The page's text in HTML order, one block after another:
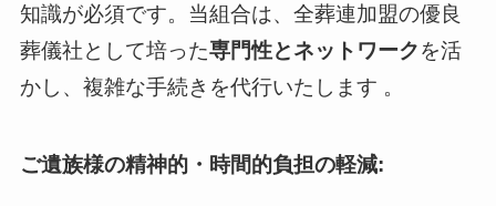
知識が必須です。当組合は、全葬連加盟の優良
葬儀社として培った専門性とネットワークを活
かし、複雑な手続きを代行いたします 。
ご遺族様の精神的・時間的負担の軽減: